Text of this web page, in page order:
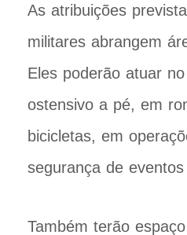
As atribuições
militares abrangem
Eles poderão atuar
ostensivo a pé, em
bicicletas, em
segurança de eventos
Também terão